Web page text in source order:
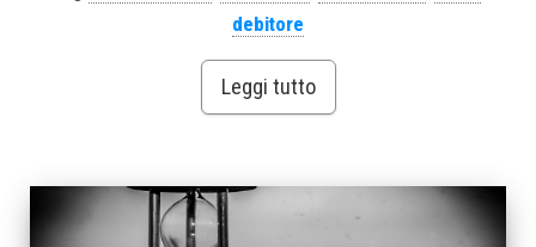
debitore
Leggi tutto